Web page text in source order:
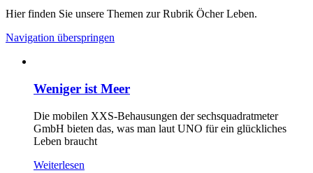
Hier finden Sie unsere Themen zur Rubrik Öcher Leben.
Navigation überspringen
Weniger ist Meer
Die mobilen XXS-Behausungen der sechsquadratmeter
GmbH bieten das, was man laut UNO für ein glückliches
Leben braucht
Weiterlesen